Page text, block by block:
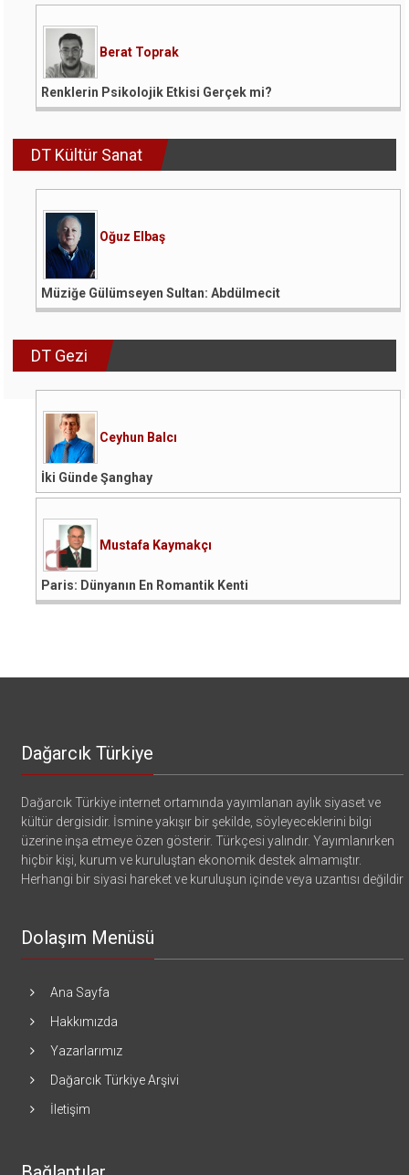
Berat Toprak
Renklerin Psikolojik Etkisi Gerçek mi?
DT Kültür Sanat
Oğuz Elbaş
Müziğe Gülümseyen Sultan: Abdülmecit
DT Gezi
Ceyhun Balcı
İki Günde Şanghay
Mustafa Kaymakçı
Paris: Dünyanın En Romantik Kenti
Dağarcık Türkiye
Dağarcık Türkiye internet ortamında yayımlanan aylık siyaset ve
kültür dergisidir. İsmine yakışır bir şekilde, söyleyeceklerini bilgi
üzerine inşa etmeye özen gösterir. Türkçesi yalındır. Yayımlanırken
hiçbir kişi, kurum ve kuruluştan ekonomik destek almamıştır.
Herhangi bir siyasi hareket ve kuruluşun içinde veya uzantısı değildir
Dolaşım Menüsü
Ana Sayfa
Hakkımızda
Yazarlarımız
Dağarcık Türkiye Arşivi
İletişim